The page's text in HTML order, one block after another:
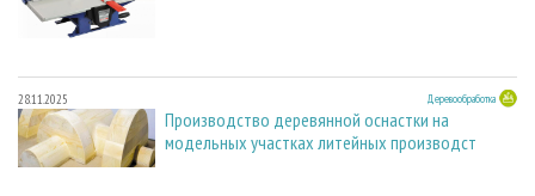
28.11.2025 Деревообработка
Производство деревянной оснастки на
модельных участках литейных производст